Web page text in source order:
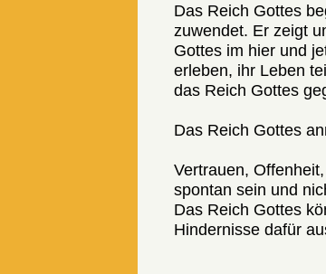
Das Reich Gottes
zuwendet. Er zeigt
Gottes im hier und
erleben, ihr Leben
das Reich Gottes
Das Reich Gottes
Vertrauen,
spontan sein und
Das Reich Gottes
Hindernisse dafür